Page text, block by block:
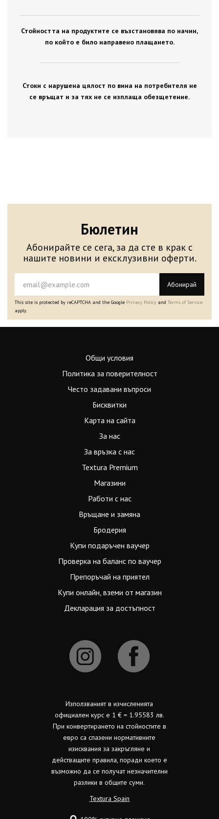
Стойността на продуктите се възстановява по начин,
по който е било направено плащането.
Стоки с нарушена цялост по вина на потребителя не
се връщат и за тях не се изплаща обезщетение.
Бюлетин
Абонирайте се сега, за да сте в крак с
нашите новини и ексклузивни оферти.
Абонирай
This site is protected by reCAPTCHA and the Google Privacy Policy and Terms of Service
apply.
Общи условия
Политика за поверителност
Често задавани въпроси
Бисквитки
Карта на сайта
За нас
За връзка с нас
Textura Premium
Магазини
Работи с нас
Връщане и замяна
Бродерия
Купи подаръчен ваучер
Проверка на баланс по ваучер
Препоръчай на приятел
Купи онлайн, вземи от магазин
Декларация за достъпност
Използваният в изчисленията
официален курс е 1 € = 1.95583 лв.
При конвертирането на стойностите в
евро са спазени нормативните
изисквания за закръгляне и
действащите правила, поради което е
възможно да се получат незначителни
разлики в общите суми.
Textura Spain